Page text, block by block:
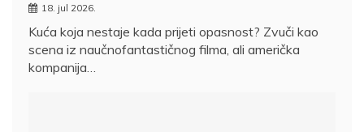
18. jul 2026.
Kuća koja nestaje kada prijeti opasnost? Zvuči kao
scena iz naučnofantastičnog filma, ali američka
kompanija…